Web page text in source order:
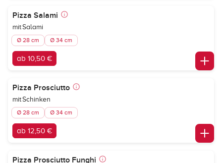
Pizza Salami
mit Salami
Ø 28 cm Ø 34 cm
ab 10,50 €
Pizza Prosciutto
mit Schinken
Ø 28 cm Ø 34 cm
ab 12,50 €
Pizza Prosciutto Funghi